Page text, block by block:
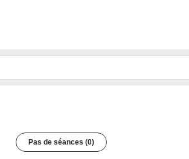
Pas de séances (0)